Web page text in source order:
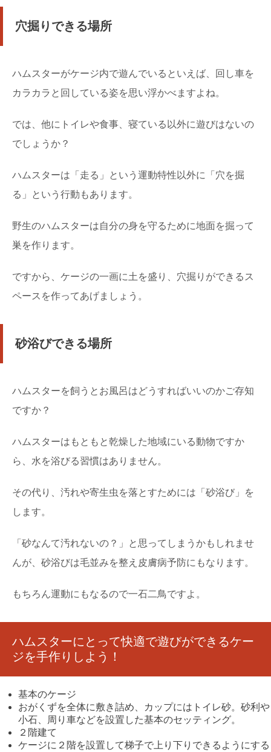
猫を二匹飼いするなら性別についてまず考えなければなり
ません。 先住猫の性別によっても、新しく迎え入...
金魚すくいのポイの作り方や必要な材料につ
子猫の野良を捕獲する前に確認することと安
うになって捕獲して自分で育ててあげたいと思ってし...
穴掘りできる場所
ハムスターがケージ内で遊んでいるといえば、回し車を
カラカラと回している姿を思い浮かべますよね。
では、他にトイレや食事、寝ている以外に遊びはないの
でしょうか？
ハムスターは「走る」という運動特性以外に「穴を掘
る」という行動もあります。
野生のハムスターは自分の身を守るために地面を掘って
巣を作ります。
ですから、ケージの一画に土を盛り、穴掘りができるス
ペースを作ってあげましょう。
砂浴びできる場所
ハムスターを飼うとお風呂はどうすればいいのかご存知
ですか？
ハムスターはもともと乾燥した地域にいる動物ですか
ら、水を浴びる習慣はありません。
その代り、汚れや寄生虫を落とすためには「砂浴び」を
します。
「砂なんて汚れないの？」と思ってしまうかもしれませ
んが、砂浴びは毛並みを整え皮膚病予防にもなります。
もちろん運動にもなるので一石二鳥ですよ。
ハムスターにとって快適で遊びができるケー
ジを手作りしよう！
基本のケージ
おがくずを全体に敷き詰め、カップにはトイレ砂。砂利や
小石、周り車などを設置した基本のセッティング。
２階建て
ケージに２階を設置して梯子で上り下りできるようにする